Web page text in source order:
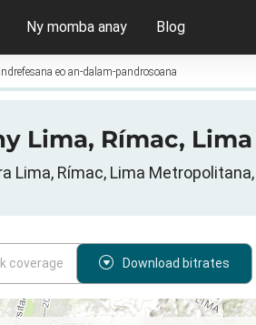
Ny momba anay Blog
eo an-dalam-pandrosoana
Lima, Rímac,
Lima, Rímac, Lima
coverage Download bitrates